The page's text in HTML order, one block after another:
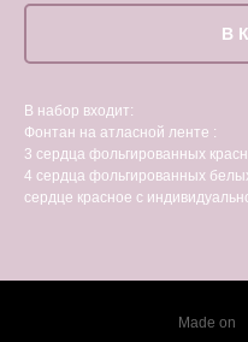
В
В набор входит:
Фонтан на атласной ленте :
3 сердца фольгированных
4 сердца фольгированных
сердце красное с
Made on